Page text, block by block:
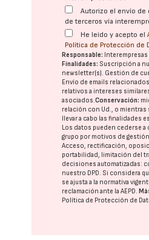
Autorizo el envío de
de terceros vía
He leído y acepto el
Política de Protección de
Responsable: Interempresas
Finalidades: Suscripción a
newsletter(s). Gestión de
Envío de emails
relativos a intereses
asociados.Conservación:
relación con Ud., o mientras
llevar a cabo las finalidades
Los datos pueden cederse a
grupo por motivos de
Acceso, rectificación,
portabilidad, limitación del
decisiones automatizadas:
nuestro DPD. Si considera
se ajusta a la normativa
reclamación ante laAEPD.
Política de Protección de